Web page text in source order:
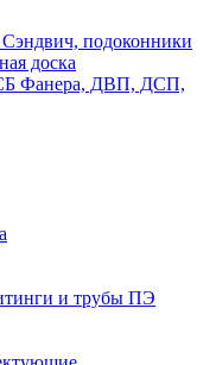
Сэндвич, подоконники
доска
Фанера, ДВП, ДСП,
и трубы ПЭ